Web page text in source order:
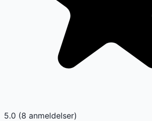
5.0 (8 anmeldelser)